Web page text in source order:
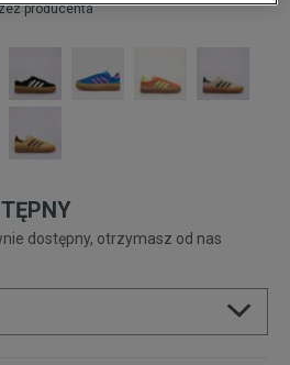
producenta
dostępny, otrzymasz od nas